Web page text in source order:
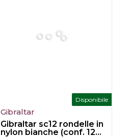
Disponibile
Gibraltar
Gibraltar sc12 rondelle in
nylon bianche (conf. 12...